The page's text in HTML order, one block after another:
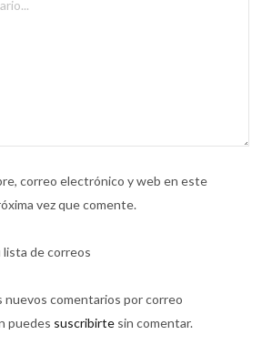
correo electrónico y web en este
vez que comente.
lista de correos
nuevos comentarios por correo
puedes suscribirte sin comentar.